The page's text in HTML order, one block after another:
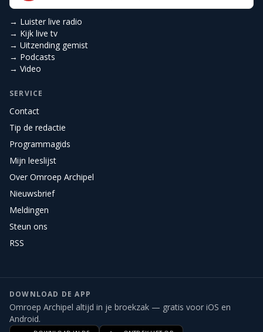
→ Luister live radio
→ Kijk live tv
→ Uitzending gemist
→ Podcasts
→ Video
SERVICE
Contact
Tip de redactie
Programmagids
Mijn leeslijst
Over Omroep Archipel
Nieuwsbrief
Meldingen
Steun ons
RSS
DOWNLOAD DE APP
Omroep Archipel altijd in je broekzak — gratis voor iOS en
Android.